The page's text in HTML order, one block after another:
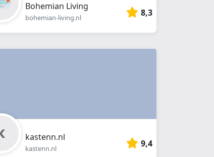
Bohemian Living
bohemian-living.nl 8,3
kastenn.nl
kastenn.nl 9,4